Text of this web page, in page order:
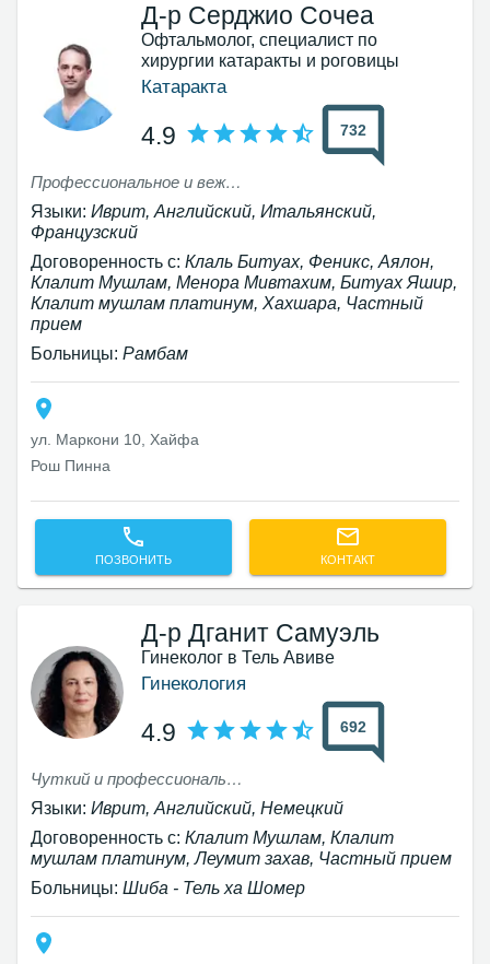
Д-р Серджио Сочеа
Офтальмолог, специалист по
хирургии катаракты и роговицы
Катаракта
4.9 732
Профессиональное и вежливое обслуживание с объяснением процесса и выбора линзы
Языки: Иврит, Английский, Итальянский,
Французский
Договоренность с: Клаль Битуах, Феникс, Аялон,
Клалит Мушлам, Менора Мивтахим, Битуах Яшир,
Клалит мушлам платинум, Хахшара, Частный
прием
Больницы: Рамбам
ул. Маркони 10, Хайфа
Рош Пинна
ПОЗВОНИТЬ КОНТАКТ
Д-р Дганит Самуэль
Гинеколог в Тель Авиве
Гинекология
4.9 692
Чуткий и профессиональный врач (женщина)
Языки: Иврит, Английский, Немецкий
Договоренность с: Клалит Мушлам, Клалит
мушлам платинум, Леумит захав, Частный прием
Больницы: Шиба - Тель ха Шомер